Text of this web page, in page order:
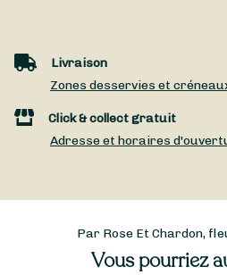
Livraison
Zones desservies et
Click & collect gratuit
Adresse et horaires
Par Rose Et Chardon,
Vous pourriez